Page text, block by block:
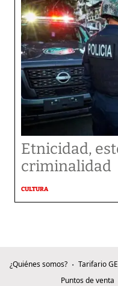
Etnicidad,
criminalidad
CULTURA
¿Quiénes somos? Tarifario
Puntos de venta